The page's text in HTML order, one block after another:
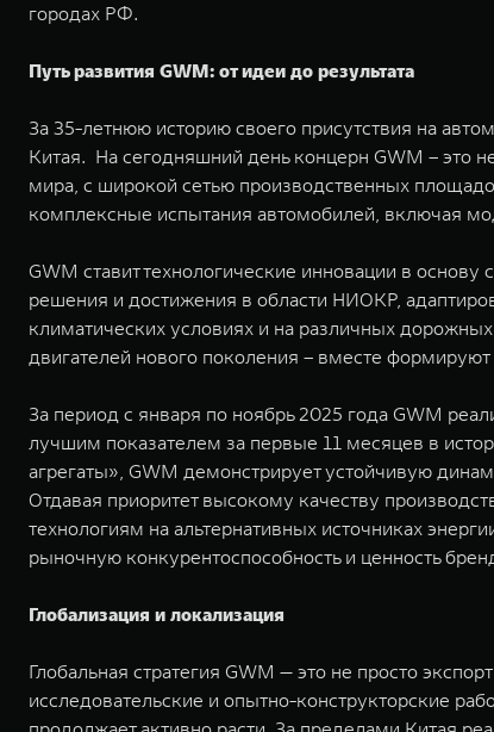
городах РФ.
Путь развития GWM: от идеи до результата
За 35-летнюю историю своего присутствия на
Китая. На сегодняшний день концерн GWM – это
мира, с широкой сетью производственных
комплексные испытания автомобилей, включая
GWM ставит технологические инновации в
решения и достижения в области НИОКР,
климатических условиях и на различных
двигателей нового поколения – вместе
За период с января по ноябрь 2025 года GWM
лучшим показателем за первые 11 месяцев в
агрегаты», GWM демонстрирует устойчивую
Отдавая приоритет высокому качеству
технологиям на альтернативных источниках
рыночную конкурентоспособность и ценность
Глобализация и локализация
Глобальная стратегия GWM — это не просто
исследовательские и опытно-конструкторские